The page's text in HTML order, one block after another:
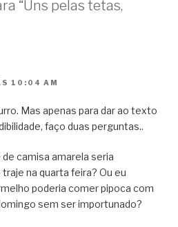
“Uns pelas tetas,
10:04 AM
Mas apenas para dar ao texto
faço duas perguntas..
camisa amarela seria
na quarta feira? Ou eu
poderia comer pipoca com
sem ser importunado?